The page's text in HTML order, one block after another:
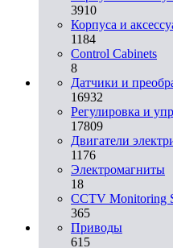
3910
Корпуса и
1184
Control Cabinets
8
Датчики и
16932
Регулировка и
17809
Двигатели
1176
Электромагниты
18
CCTV Monitoring
365
Приводы
615